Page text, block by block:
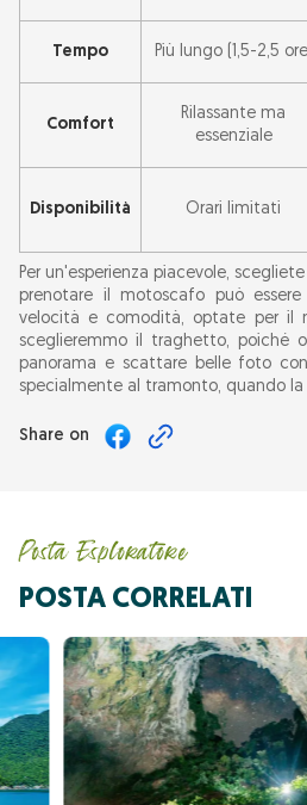
Tempo Più lungo (1,5-2,5 ore)
Comfort
Rilassante ma
essenziale
Disponibilità Orari limitati
Per un'esperienza piacevole,
prenotare il motoscafo può
velocità e comodità, optate per il
sceglieremmo il traghetto, poiché
panorama e scattare belle foto
specialmente al tramonto, quando
Share on
Posta Esploratore
POSTA CORRELATI